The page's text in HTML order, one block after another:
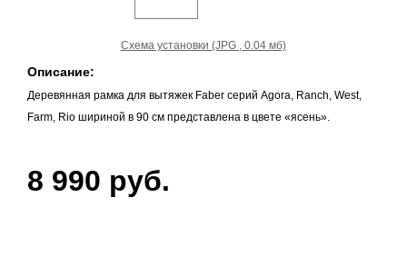
Схема установки (JPG , 0.04 мб)
Описание:
Деревянная рамка для вытяжек Faber серий Agora, Ranch, West,
Farm, Rio шириной в 90 см представлена в цвете «ясень».
8 990 руб.